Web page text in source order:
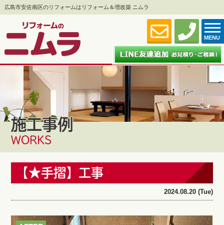
広島市安佐南区のリフォームはリフォーム＆増改築 ニムラ
MENU
施工事例
WORKS
【★手摺】工事
2024.08.20 (Tue)